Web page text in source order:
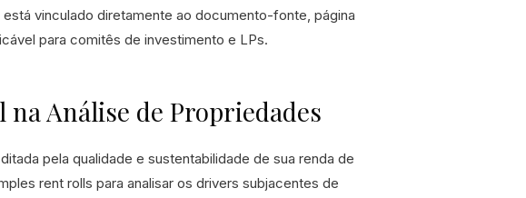
vinculado diretamente ao documento-fonte, página
para comitês de investimento e LPs.
Análise de Propriedades
pela qualidade e sustentabilidade de sua renda de
rent rolls para analisar os drivers subjacentes de